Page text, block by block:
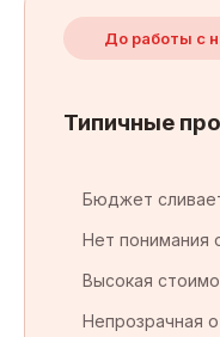
До работы с
Типичные
Бюджет
Нет понимания
Высокая
Непрозрачная